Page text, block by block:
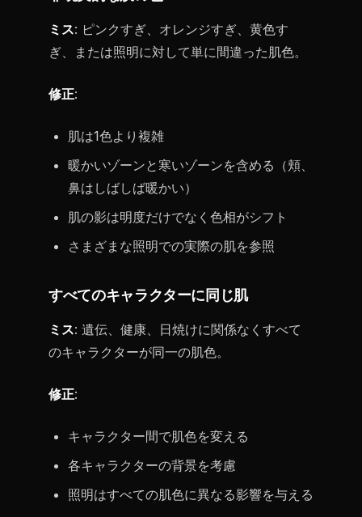
ミス: ピンクすぎ、オレンジすぎ、黄色す
ぎ、または照明に対して単に間違った肌色。
修正:
肌は1色より複雑
暖かいゾーンと寒いゾーンを含める（頬、
鼻はしばしば暖かい）
肌の影は明度だけでなく色相がシフト
さまざまな照明での実際の肌を参照
すべてのキャラクターに同じ肌
ミス: 遺伝、健康、日焼けに関係なくすべて
のキャラクターが同一の肌色。
修正:
キャラクター間で肌色を変える
各キャラクターの背景を考慮
照明はすべての肌色に異なる影響を与える